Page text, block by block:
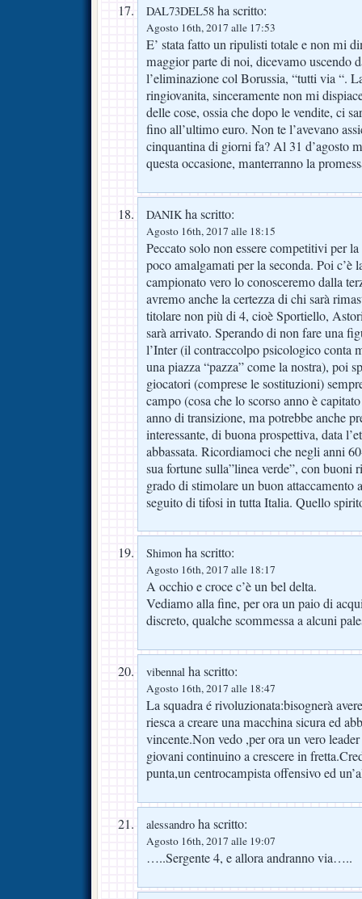
DAL73DEL58 ha scritto:
Agosto 16th, 2017 alle 17:53
E’ stata fatto un ripulisti totale e non mi
maggior parte di noi, dicevamo uscendo
l’eliminazione col Borussia, “tutti via “.
ringiovanita, sinceramente non mi
delle cose, ossia che dopo le vendite, ci
fino all’ultimo euro. Non te l’avevano
cinquantina di giorni fa? Al 31 d’agosto
questa occasione, manterranno la
DANIKha scritto:
Agosto 16th, 2017 alle 18:15
Peccato solo non essere competitivi per
poco amalgamati per la seconda. Poi c’è
campionato vero lo conosceremo dalla
avremo anche la certezza di chi sarà
titolare non più di 4, cioè Sportiello,
sarà arrivato. Sperando di non fare una
l’Inter (il contraccolpo psicologico conta
una piazza “pazza” come la nostra), poi
giocatori (comprese le sostituzioni)
campo (cosa che lo scorso anno è
anno di transizione, ma potrebbe anche
interessante, di buona prospettiva, data
abbassata. Ricordiamoci che negli anni
sua fortune sulla”linea verde”, con buoni
grado di stimolare un buon attaccamento
seguito di tifosi in tutta Italia. Quello
Shimon ha scritto:
Agosto 16th, 2017 alle 18:17
A occhio e croce c’è un bel delta.
Vediamo alla fine, per ora un paio di
discreto, qualche scommessa a alcuni
vibennal ha scritto:
Agosto 16th, 2017 alle 18:47
La squadra é rivoluzionata:bisognerà
riesca a creare una macchina sicura ed
vincente.Non vedo ,per ora un vero
giovani continuino a crescere in
punta,un centrocampista offensivo ed
alessandro ha scritto:
Agosto 16th, 2017 alle 19:07
…..Sergente 4, e allora andranno via…..